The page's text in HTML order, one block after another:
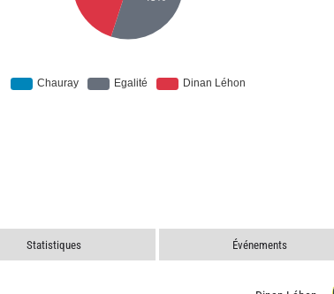
Statistiques Événements